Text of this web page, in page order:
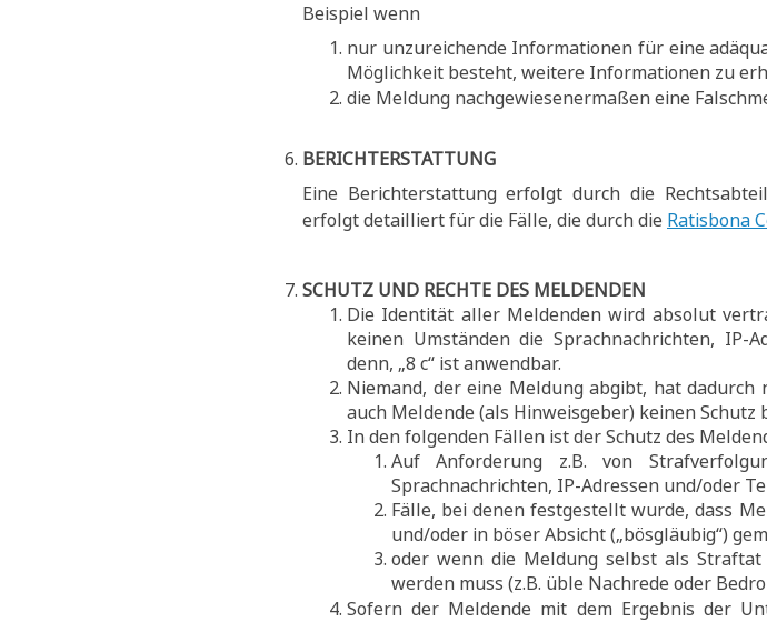
Beispiel wenn
nur unzureichende Informationen für eine
Möglichkeit besteht, weitere Informationen zu
die Meldung nachgewiesenermaßen eine
BERICHTERSTATTUNG
Eine Berichterstattung erfolgt durch die
erfolgt detailliert für die Fälle, die durch die Ratisbona
SCHUTZ UND RECHTE DES MELDENDEN
Die Identität aller Meldenden wird absolut
keinen Umständen die Sprachnachrichten, IP-
denn, „8 c“ ist anwendbar.
Niemand, der eine Meldung abgibt, hat dadurch
auch Meldende (als Hinweisgeber) keinen Schutz
In den folgenden Fällen ist der Schutz des
Auf Anforderung z.B. von
Sprachnachrichten, IP-Adressen und/oder
Fälle, bei denen festgestellt wurde, dass
und/oder in böser Absicht („bösgläubig“)
oder wenn die Meldung selbst als
werden muss (z.B. üble Nachrede oder
Sofern der Meldende mit dem Ergebnis der